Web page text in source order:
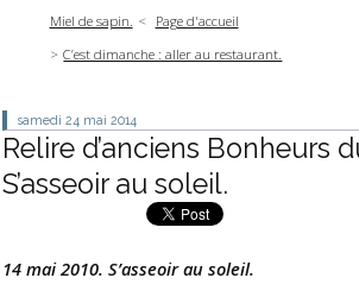
Miel de sapin.
Page d'accueil
C’est dimanche : aller au restaurant.
samedi 24 mai 2014
Relire d’anciens Bonheurs
S’asseoir au soleil.
14 mai 2010. S’asseoir au soleil.